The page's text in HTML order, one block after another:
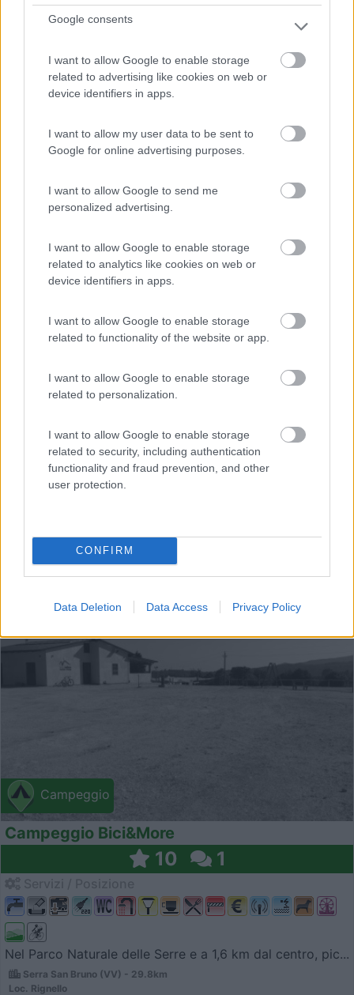
Google consents
I want to allow Google to enable storage
related to advertising like cookies on web or
device identifiers in apps.
I want to allow my user data to be sent to
Google for online advertising purposes.
I want to allow Google to send me
personalized advertising.
I want to allow Google to enable storage
related to analytics like cookies on web or
device identifiers in apps.
I want to allow Google to enable storage
related to functionality of the website or app.
I want to allow Google to enable storage
related to personalization.
I want to allow Google to enable storage
related to security, including authentication
functionality and fraud prevention, and other
user protection.
CONFIRM
Data Deletion Data Access Privacy Policy
Campeggio
Villaggio Camping Poseidon
10
Sito direttamente sul mare con spiaggia libera e
attrezza...
Campeggio
Campeggio Bici&More
10 1
Nel Parco Naturale delle Serre e a 1,6 km dal centro, pic...
Serra San Bruno (VV) - 29.8km
Loc. Rignello